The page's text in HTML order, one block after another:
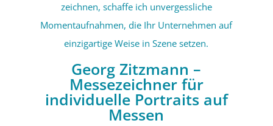
zeichnen, schaffe ich unvergessliche
Momentaufnahmen, die Ihr Unternehmen auf
einzigartige Weise in Szene setzen.
Georg Zitzmann –
Messezeichner für
individuelle Portraits auf
Messen